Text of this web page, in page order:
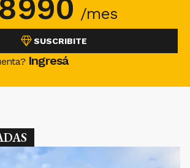
8990 /mes
SUSCRIBITE
Ingresá